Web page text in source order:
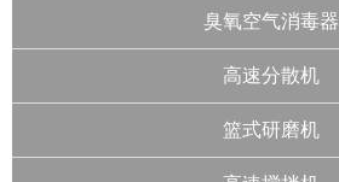
臭氧空气消毒器
高速分散机
篮式研磨机